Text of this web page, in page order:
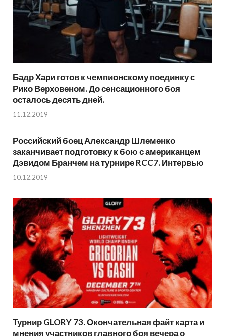
Бадр Хари готов к чемпионскому поединку с
Рико Верховеном. До сенсационного боя
осталось десять дней.
11.12.2019
Российский боец Александр Шлеменко
заканчивает подготовку к бою с американцем
Дэвидом Бранчем на турнире RCC7. Интервью
10.12.2019
Турнир GLORY 73. Окончательная файт карта и
мнения участников главного боя вечера о